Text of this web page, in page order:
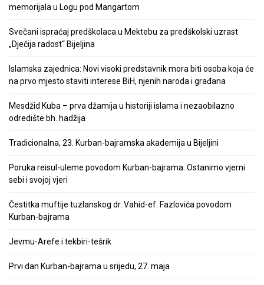
memorijala u Logu pod Mangartom
Svečani ispraćaj predškolaca u Mektebu za predškolski uzrast
„Dječija radost“ Bijeljina
Islamska zajednica: Novi visoki predstavnik mora biti osoba koja će
na prvo mjesto staviti interese BiH, njenih naroda i građana
Mesdžid Kuba – prva džamija u historiji islama i nezaobilazno
odredište bh. hadžija
Tradicionalna, 23. Kurban-bajramska akademija u Bijeljini
Poruka reisul-uleme povodom Kurban-bajrama: Ostanimo vjerni
sebi i svojoj vjeri
Čestitka muftije tuzlanskog dr. Vahid-ef. Fazlovića povodom
Kurban-bajrama
Jevmu-Arefe i tekbiri-tešrik
Prvi dan Kurban-bajrama u srijedu, 27. maja